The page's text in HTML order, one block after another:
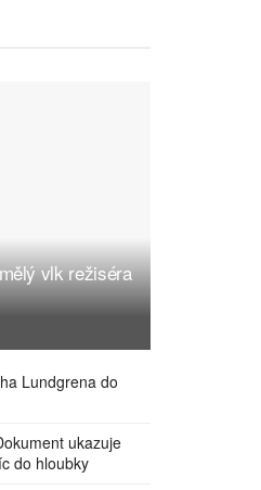
vlk režiséra
Lundgrena do
ukazuje
do hloubky